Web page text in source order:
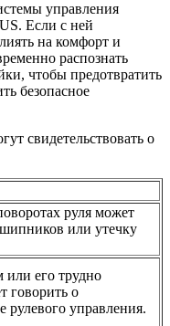
управления
Если с ней
на комфорт и
распознать
чтобы предотвратить
безопасное
свидетельствовать о
руля может
или утечку
или его трудно
говорить о
рулевого управления.